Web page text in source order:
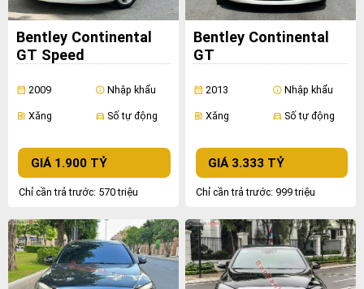
Bentley Continental
GT Speed
calendar_month 2009 info Nhập khẩu
ev_station Xăng directions_car Số tự động
GIÁ 1.900 TỶ
Chỉ cần trả trước: 570 triệu
Bentley Continental
GT
calendar_month 2013 info Nhập khẩu
ev_station Xăng directions_car Số tự động
GIÁ 3.333 TỶ
Chỉ cần trả trước: 999 triệu